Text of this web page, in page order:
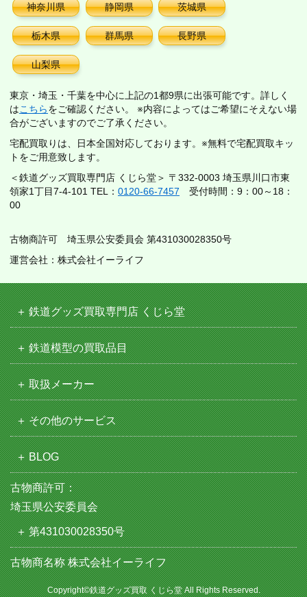
神奈川県 静岡県 茨城県
栃木県 群馬県 長野県
山梨県
東京・埼玉・千葉を中心に上記の1都9県に出張可能です。詳しく
はこちらをご確認ください。 ※内容によってはご希望にそえない場
合がございますのでご了承ください。
宅配買取りは、日本全国対応しております。※無料で宅配買取キッ
トをご用意致します。
＜鉄道グッズ買取専門店 くじら堂＞ 〒332-0003 埼玉県川口市東
領家1丁目7-4-101 TEL： 0120-66-7457 受付時間：9：00～18：
00
古物商許可 埼玉県公安委員会 第431030028350号
運営会社：株式会社イーライフ
鉄道グッズ買取専門店 くじら堂
鉄道模型の買取品目
取扱メーカー
その他のサービス
BLOG
古物商許可：
埼玉県公安委員会
第431030028350号
古物商名称 株式会社イーライフ
Copyright©鉄道グッズ買取 くじら堂 All Rights Reserved.